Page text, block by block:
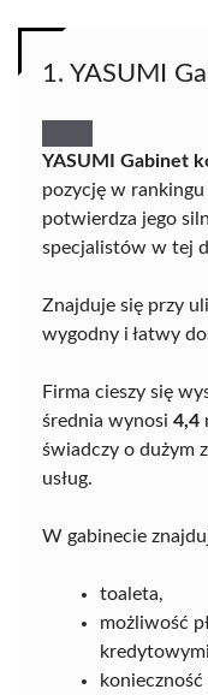
1. YASUMI
YASUMI Gabinet
pozycję w
potwierdza jego
specjalistów w tej
Znajduje się przy
wygodny i łatwy
Firma cieszy się
średnia wynosi 4,4
świadczy o dużym
usług.
W gabinecie
toaleta,
możliwość